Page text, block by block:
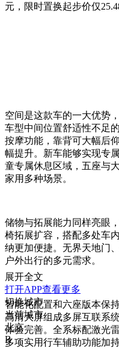
元，限时置换起步价仅
空间是这款车的一大优势
车型中间位置舒适性不足
按摩功能，靠背可大幅后
幅提升。新车能够实现专
童专属休息区域，五座与
家用多种场景。
储物与拓展能力同样亮眼
椅拓展扩容，搭配多处车
纳更加便捷。无界天地门
户外出行的多元需求。
智能化配置和六座版本保
高清大屏组成多屏互联系
体验完善。全系标配激光
多项实用行车辅助功能加持
展开全文
打开APP查看更多
切换城市
当前城市
北京
B